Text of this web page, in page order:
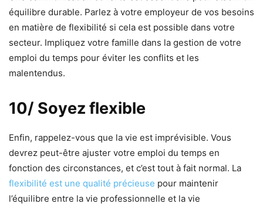
équilibre durable. Parlez à votre employeur de vos besoins
en matière de flexibilité si cela est possible dans votre
secteur. Impliquez votre famille dans la gestion de votre
emploi du temps pour éviter les conflits et les
malentendus.
10/ Soyez flexible
Enfin, rappelez-vous que la vie est imprévisible. Vous
devrez peut-être ajuster votre emploi du temps en
fonction des circonstances, et c’est tout à fait normal. La
flexibilité est une qualité précieuse pour maintenir
l’équilibre entre la vie professionnelle et la vie